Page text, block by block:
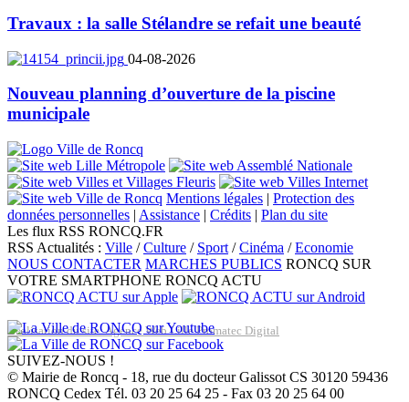
Travaux : la salle Stélandre se refait une beauté
04-08-2026
Nouveau planning d’ouverture de la piscine
municipale
Mentions légales | Protection des
données personnelles | Assistance | Crédits | Plan du site
Les flux RSS RONCQ.FR
RSS Actualités : Ville /Culture / Sport /Cinéma /Economie
NOUS CONTACTER MARCHES PUBLICS RONCQ SUR
VOTRE SMARTPHONE RONCQ ACTU
Réalisation du site: Agence Web Lille Promatec Digital
SUIVEZ-NOUS !
© Mairie de Roncq - 18, rue du docteur Galissot CS 30120 59436
RONCQ Cedex Tél. 03 20 25 64 25 - Fax 03 20 25 64 00